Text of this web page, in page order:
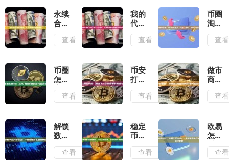
永续
合约
手续
费全
从入
门到
精通
的计
算指
查看
我的
代币
在
AVE
收
录”？
原因
解析
与解
案全
攻略
查看
币圈
淘金
热：
2025
新”指
南，
从小
白到
进阶
查看
币圈
怎么
赚
钱：
精通
的多
元盈
利指
南
查看
币安
打新
全攻
略：
个百
倍币
的机
遇与
陷阱
查看
做市
商策
略：
市场
隐形
引擎
与盈
利艺
术
查看
解锁
数字
资产
新收
查看
稳定
币搬
砖套
利终
查看
欧易
怎么
看
USDT
查看